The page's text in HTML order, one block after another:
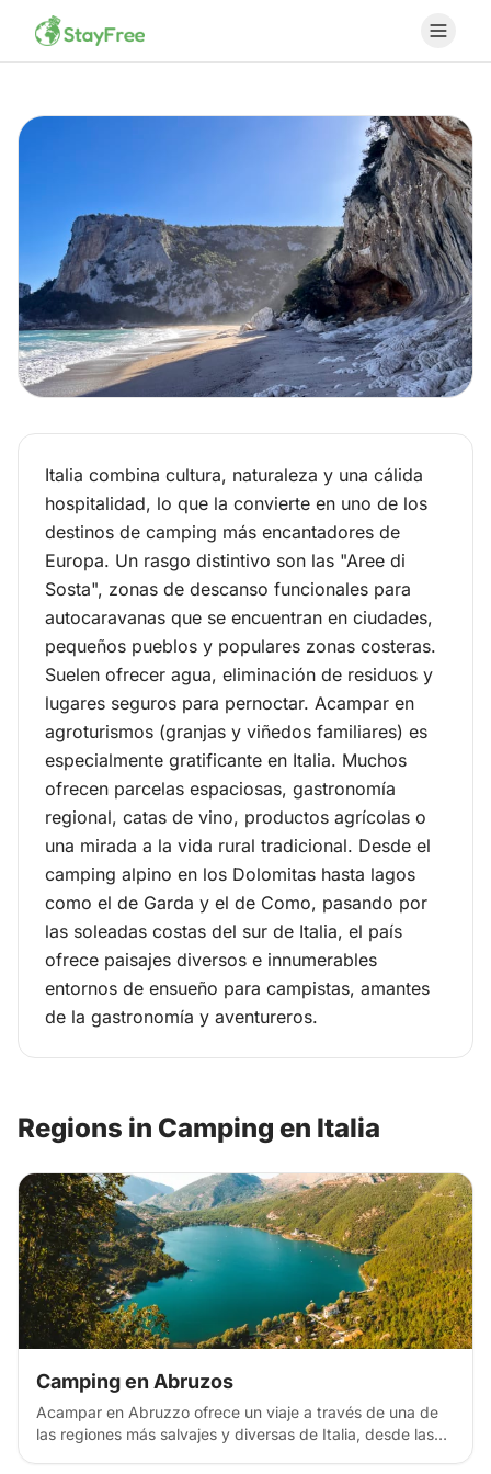
COUNTRY
Camping en Italia
Italia combina cultura, naturaleza y una cálida
hospitalidad, lo que la convierte en uno de los
destinos de camping más encantadores de
Europa. Un rasgo distintivo son las "Aree di
Sosta", zonas de descanso funcionales para
autocaravanas que se encuentran en ciudades,
pequeños pueblos y populares zonas costeras.
Suelen ofrecer agua, eliminación de residuos y
lugares seguros para pernoctar. Acampar en
agroturismos (granjas y viñedos familiares) es
especialmente gratificante en Italia. Muchos
ofrecen parcelas espaciosas, gastronomía
regional, catas de vino, productos agrícolas o
una mirada a la vida rural tradicional. Desde el
camping alpino en los Dolomitas hasta lagos
como el de Garda y el de Como, pasando por
las soleadas costas del sur de Italia, el país
ofrece paisajes diversos e innumerables
entornos de ensueño para campistas, amantes
de la gastronomía y aventureros.
Regions in Camping en Italia
Camping en Abruzos
Acampar en Abruzzo ofrece un viaje a través de una de
las regiones más salvajes y diversas de Italia, desde las